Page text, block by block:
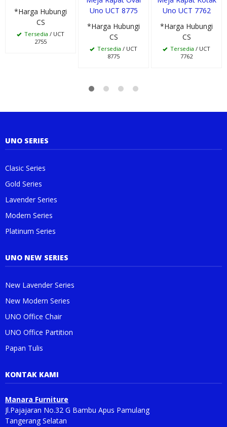
*Harga Hubungi
CS
Tersedia / UCT
2755
Uno UCT 8775
*Harga Hubungi
CS
Tersedia / UCT
8775
Uno UCT 7762
*Harga Hubungi
CS
Tersedia / UCT
7762
UNO SERIES
Clasic Series
Gold Series
Lavender Series
Modern Series
Platinum Series
UNO NEW SERIES
New Lavender Series
New Modern Series
UNO Office Chair
UNO Office Partition
Papan Tulis
KONTAK KAMI
Manara Furniture
Jl.Pajajaran No.32 G Bambu Apus Pamulang
Tangerang Selatan